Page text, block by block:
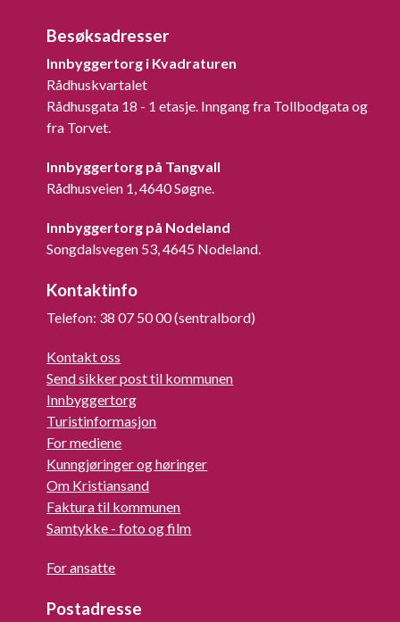
Besøksadresser
Innbyggertorg i Kvadraturen
Rådhuskvartalet
Rådhusgata 18 - 1 etasje. Inngang fra Tollbodgata og
fra Torvet.
Innbyggertorg på Tangvall
Rådhusveien 1, 4640 Søgne.
Innbyggertorg på Nodeland
Songdalsvegen 53, 4645 Nodeland.
Kontaktinfo
Telefon: 38 07 50 00 (sentralbord)
Kontakt oss
Send sikker post til kommunen
Innbyggertorg
Turistinformasjon
For mediene
Kunngjøringer og høringer
Om Kristiansand
Faktura til kommunen
Samtykke - foto og film
For ansatte
Postadresse